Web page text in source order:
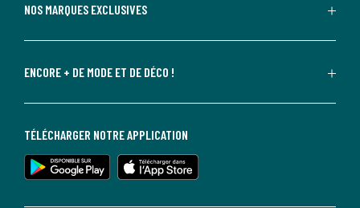
NOS MARQUES EXCLUSIVES
ENCORE + DE MODE ET DE DÉCO !
TÉLÉCHARGER NOTRE APPLICATION